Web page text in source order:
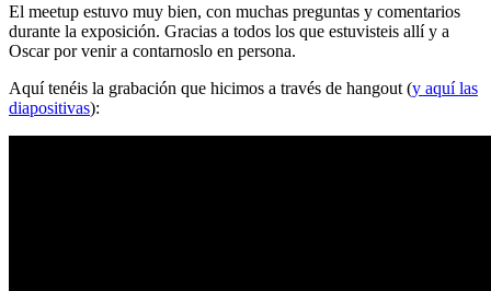
El meetup estuvo muy bien, con muchas preguntas y comentarios
durante la exposición. Gracias a todos los que estuvisteis allí y a
Oscar por venir a contarnoslo en persona.
Aquí tenéis la grabación que hicimos a través de hangout (y aquí las
diapositivas):